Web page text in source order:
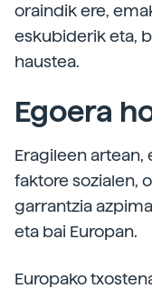
oraindik ere,
eskubiderik eta,
haustea.
Egoera
Eragileen
faktore sozialen,
garrantzia
eta bai Europan.
Europako